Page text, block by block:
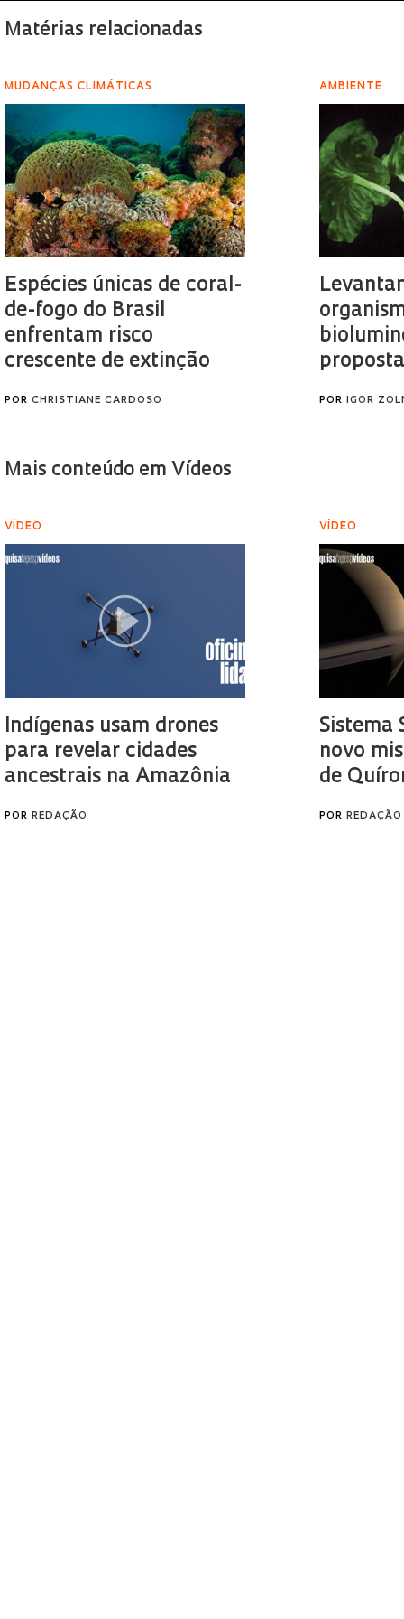
Matérias relacionadas
MUDANÇAS CLIMÁTICAS
Espécies únicas de coral-
de-fogo do Brasil
enfrentam risco
crescente de extinção
POR CHRISTIANE CARDOSO
AMBIENTE
PORIGOR
Mais conteúdo em Vídeos
VÍDEO
Indígenas usam drones
para revelar cidades
ancestrais na Amazônia
POR REDAÇÃO
VÍDEO
Sistema
novo
de
POR REDAÇÃO